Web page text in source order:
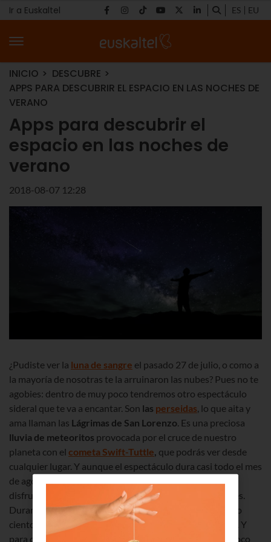
Ir a Euskaltel ES EU
INICIO
DESCUBRE
APPS PARA DESCUBRIR EL ESPACIO EN LAS NOCHES DE
VERANO
Apps para descubrir el
espacio en las noches de
verano
2018-08-07 12:28
¿Pudiste ver la luna de sangre el pasado 27 de julio, o como a
la mayoría de nosotras te la arruinaron las nubes? Pues no te
agobies: dentro de muy poco tendremos otro espectáculo
sideral que te va a encantar. Son las perseidas, lo que aita y
ama llaman las Lágrimas de San Lorenzo. Es una preciosa
lluvia de meteoritos provocada por el cruce de nuestro
planeta con el cometa Swift-Tuttle, que podrás ver desde
cualquier lugar. Y aunque el espectáculo dura casi todo el mes
de agosto, hay tres días en conreto en los que podrás
disfrutar de todo su explendor: el 11, 12 y 13 de este mes.
Durante esas noches podrás ver cómo atraviesan el cielo
cientos de
meteoritoscomo si fueran
. Y
para disfrutar de ellas solo vas a tener que alejarte un poco